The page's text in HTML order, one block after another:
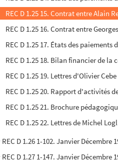
REC D 1.25 15. Contrat entre Alain
REC D 1.25 16. Contrat entre
REC D 1.25 17. États des
REC D 1.25 18. Bilan financier de
REC D 1.25 19. Lettres d'Olivier
REC D 1.25 20. Rapport d'activités
REC D 1.25 21. Brochure
REC D 1.25 22. Lettres de Michel
REC D 1.26 1-102. Janvier Décembre
REC D 1.27 1-147. Janvier Décembre